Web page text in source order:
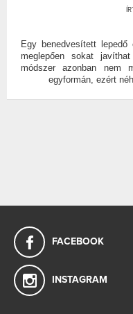
Egy benedvesített
meglepően sokat
módszer azonban nem
egyformán, ezért
FACEBOOK
INSTAGRAM